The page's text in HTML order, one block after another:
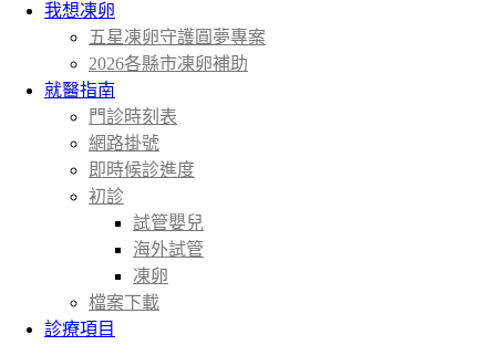
我想凍卵
五星凍卵守護圓夢專案
2026各縣市凍卵補助
就醫指南
門診時刻表
網路掛號
即時候診進度
初診
試管嬰兒
海外試管
凍卵
檔案下載
診療項目